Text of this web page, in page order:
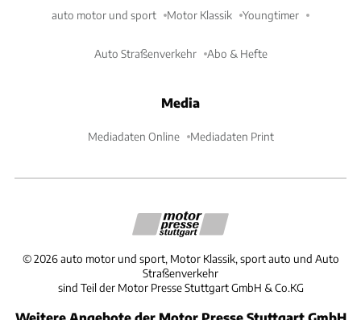
auto motor und sport Motor Klassik Youngtimer
Auto Straßenverkehr Abo & Hefte
Media
Mediadaten Online Mediadaten Print
©2026 auto motor und sport, Motor Klassik, sport auto und Auto
Straßenverkehr
sind Teil der Motor Presse Stuttgart GmbH & Co.KG
Weitere Angebote der Motor Presse Stuttgart GmbH